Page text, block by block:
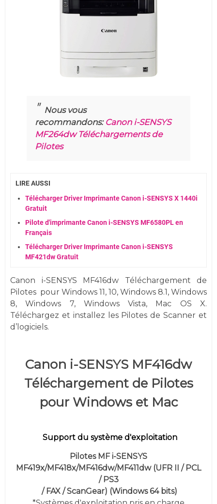
Nous vous
recommandons: Canon i-SENSYS
MF264dw Téléchargements de
Pilotes
LIRE AUSSI
Télécharger Driver Imprimante Canon i-SENSYS X 1440i
Gratuit
Pilote d'imprimante Canon i-SENSYS MF6580PL en
Français
Télécharger Driver Imprimante Canon i-SENSYS
MF421dw Gratuit
Canon i-SENSYS MF416dw Téléchargement de
Pilotes pour Windows 11, 10, Windows 8.1, Windows
8, Windows 7, WindowsVista, Mac OS X.
Téléchargez et installez les Pilotes de Scanner et
d’logiciels.
Canon i-SENSYS MF416dw
Téléchargement de Pilotes
pour Windows et Mac
Support du système d'exploitation
Pilotes MF i-SENSYS
MF419x/MF418x/MF416dw/MF411dw (UFR II / PCL
/ PS3
/ FAX / ScanGear) (Windows 64 bits)